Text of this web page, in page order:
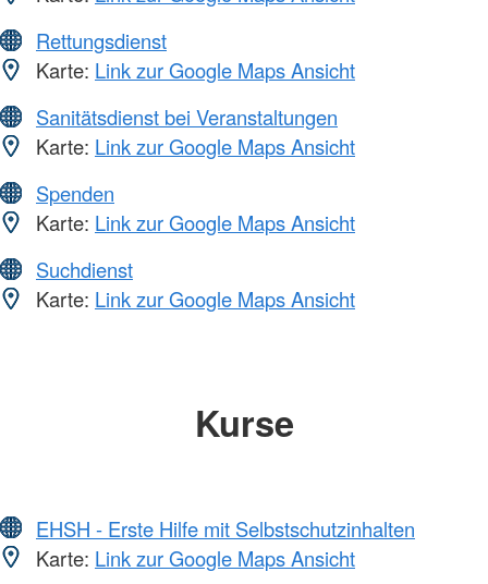
Rettungsdienst
Karte: Link zur Google Maps Ansicht
Sanitätsdienst bei Veranstaltungen
Karte: Link zur Google Maps Ansicht
Spenden
Karte: Link zur Google Maps Ansicht
Suchdienst
Karte: Link zur Google Maps Ansicht
Kurse
EHSH - Erste Hilfe mit Selbstschutzinhalten
Karte: Link zur Google Maps Ansicht